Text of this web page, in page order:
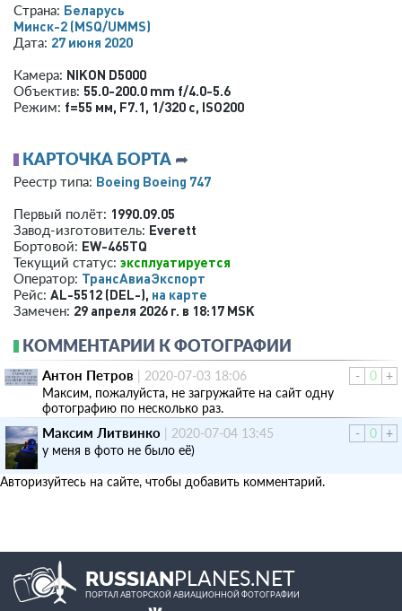
Страна: Беларусь
Минск-2 (MSQ/UMMS)
Дата: 27 июня 2020
Камера: NIKON D5000
Объектив: 55.0-200.0 mm f/4.0-5.6
Режим: f=55 мм, F7.1, 1/320 с, ISO200
КАРТОЧКА БОРТА ➦
Реестр типа: Boeing Boeing 747
Первый полёт: 1990.09.05
Завод-изготовитель: Everett
Бортовой: EW-465TQ
Текущий статус: эксплуатируется
Оператор: ТрансАвиаЭкспорт
Рейс: AL-5512 (DEL-), на карте
Замечен: 29 апреля 2026 г. в 18:17 MSK
КОММЕНТАРИИ К ФОТОГРАФИИ
- 0 +
Антон Петров | 2020-07-03 18:06
Максим, пожалуйста, не загружайте на сайт одну
фотографию по несколько раз.
-
0 +
Максим Литвинко | 2020-07-04 13:45
у меня в фото не было её)
Авторизуйтесь на сайте, чтобы добавить комментарий.
RUSSIANPLANES.NET
ПОРТАЛ АВТОРСКОЙ АВИАЦИОННОЙ ФОТОГРАФИИ